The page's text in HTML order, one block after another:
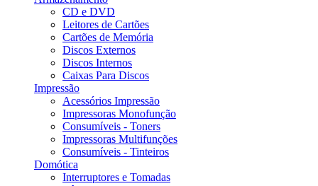
CD e DVD
Leitores de Cartões
Cartões de Memória
Discos Externos
Discos Internos
Caixas Para Discos
Impressão
Acessórios Impressão
Impressoras Monofunção
Consumíveis - Toners
Impressoras Multifunções
Consumíveis - Tinteiros
Domótica
Interruptores e Tomadas